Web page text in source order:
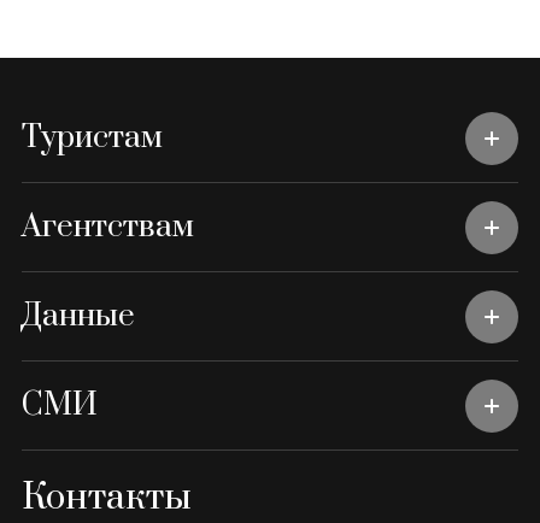
Туристам
Агентствам
Данные
СМИ
Контакты